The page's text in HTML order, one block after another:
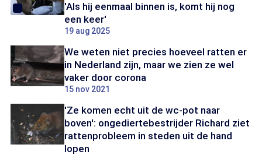
'Als hij eenmaal binnen is, komt hij nog
een keer'
19 aug 2025
We weten niet precies hoeveel ratten er
in Nederland zijn, maar we zien ze wel
vaker door corona
15 nov 2021
'Ze komen echt uit de wc-pot naar
boven': ongediertebestrijder Richard ziet
rattenprobleem in steden uit de hand
lopen